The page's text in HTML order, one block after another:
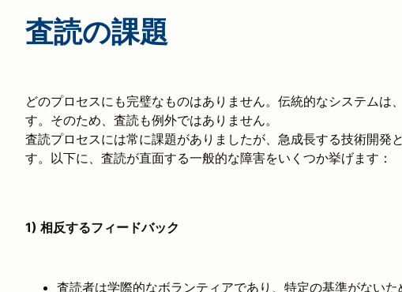
査読の課題
どのプロセスにも完璧なものはありません。伝統的なシステム
す。そのため、査読も例外ではありません。
査読プロセスには常に課題がありましたが、急成長する技術開発
す。以下に、査読が直面する一般的な障害をいくつか挙げます：
1) 相反するフィードバック
査読者は学際的なボランティアであり、特定の基準がない